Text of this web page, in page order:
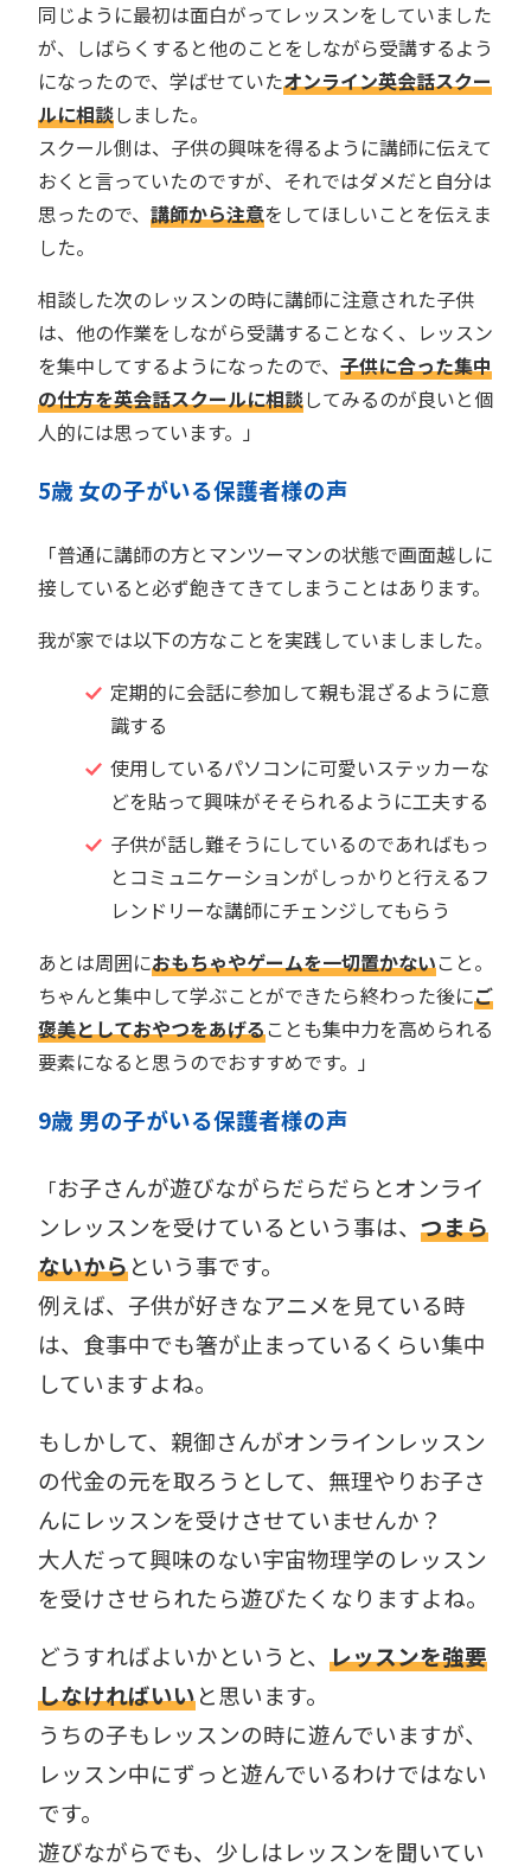
同じように最初は面白がってレッスンをしていました
が、しばらくすると他のことをしながら受講するよう
になったので、学ばせていたオンライン英会話スクー
ルに相談しました。
スクール側は、子供の興味を得るように講師に伝えて
おくと言っていたのですが、それではダメだと自分は
思ったので、 講師から注意をしてほしいことを伝えま
した。
相談した次のレッスンの時に講師に注意された子供
は、他の作業をしながら受講することなく、レッスン
を集中してするようになったので、 子供に合った集中
の仕方を英会話スクールに相談してみるのが良いと個
人的には思っています。」
5歳 女の子がいる保護者様の声
「普通に講師の方とマンツーマンの状態で画面越しに
接していると必ず飽きてきてしまうことはあります。
我が家では以下の方なことを実践していましました。
定期的に会話に参加して親も混ざるように意
識する
使用しているパソコンに可愛いステッカーな
どを貼って興味がそそられるように工夫する
子供が話し難そうにしているのであればもっ
とコミュニケーションがしっかりと行えるフ
レンドリーな講師にチェンジしてもらう
あとは周囲におもちゃやゲームを一切置かないこと。
ちゃんと集中して学ぶことができたら終わった後にご
褒美としておやつをあげることも集中力を高められる
要素になると思うのでおすすめです。」
9歳 男の子がいる保護者様の声
「お子さんが遊びながらだらだらとオンライ
ンレッスンを受けているという事は、 つまら
ないからという事です。
例えば、子供が好きなアニメを見ている時
は、食事中でも箸が止まっているくらい集中
していますよね。
もしかして、親御さんがオンラインレッスン
の代金の元を取ろうとして、無理やりお子さ
んにレッスンを受けさせていませんか？
大人だって興味のない宇宙物理学のレッスン
を受けさせられたら遊びたくなりますよね。
どうすればよいかというと、 レッスンを強要
しなければいいと思います。
うちの子もレッスンの時に遊んでいますが、
レッスン中にずっと遊んでいるわけではない
です。
遊びながらでも、少しはレッスンを聞いてい